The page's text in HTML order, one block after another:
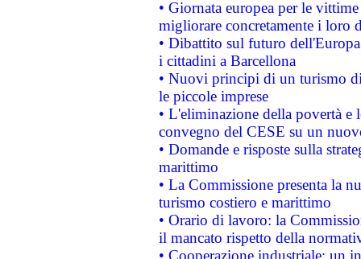
• Giornata europea per le
migliorare concretamente i loro
• Dibattito sul futuro
i cittadini a Barcellona
• Nuovi principi di un turismo
le piccole imprese
• L'eliminazione della povertà
convegno del CESE su un
• Domande e risposte sulla
marittimo
• La Commissione presenta la
turismo costiero e marittimo
• Orario di lavoro: la
il mancato rispetto della
• Cooperazione industriale: un